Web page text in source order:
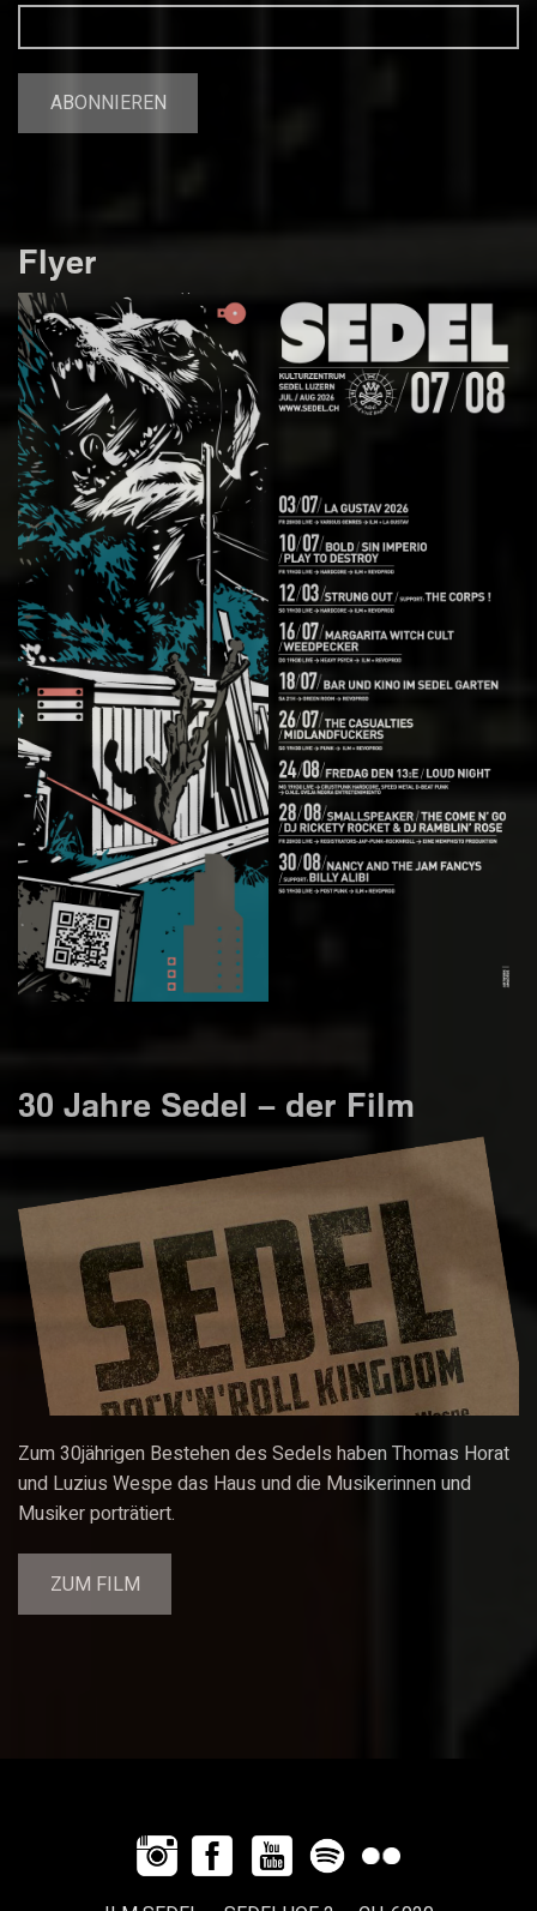
Flyer
30 Jahre Sedel – der Film
Zum 30jährigen Bestehen des Sedels haben Thomas Horat
und Luzius Wespe das Haus und die Musikerinnen und
Musiker porträtiert.
ZUM FILM